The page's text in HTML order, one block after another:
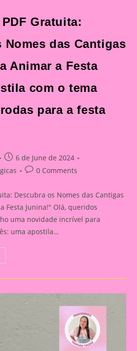
Gratuita:
Nomes das Cantigas
Animar a Festa
com o tema
para a festa
Post
published:
6 de June de 2024
Post0 Comments
Descubra os Nomes das Cantigas
Festa Junina!" Olá, queridos
uma novidade incrível para
uma apostila…